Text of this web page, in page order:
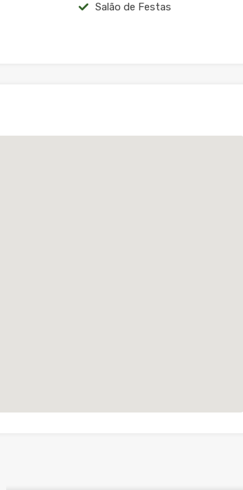
Salão de Festas